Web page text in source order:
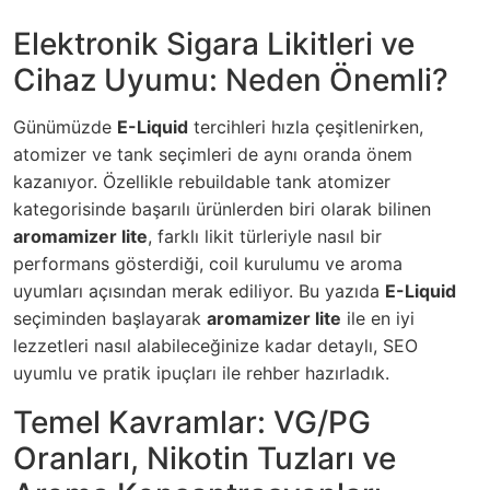
Elektronik Sigara Likitleri ve
Cihaz Uyumu: Neden Önemli?
Günümüzde E-Liquid tercihleri hızla çeşitlenirken,
atomizer ve tank seçimleri de aynı oranda önem
kazanıyor. Özellikle rebuildable tank atomizer
kategorisinde başarılı ürünlerden biri olarak bilinen
aromamizer lite, farklı likit türleriyle nasıl bir
performans gösterdiği, coil kurulumu ve aroma
uyumları açısından merak ediliyor. Bu yazıda E-Liquid
seçiminden başlayarak aromamizer lite ile en iyi
lezzetleri nasıl alabileceğinize kadar detaylı, SEO
uyumlu ve pratik ipuçları ile rehber hazırladık.
Temel Kavramlar: VG/PG
Oranları, Nikotin Tuzları ve